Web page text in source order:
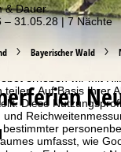
Auf Basis Ihrer
Diese
und
umfasst, wie
& Dauer
– 31.05.28 | 7 Nächte
Bayerischer Wald